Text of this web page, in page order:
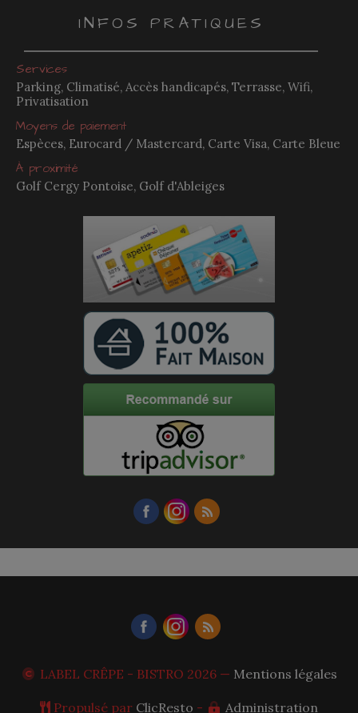
INFOS PRATIQUES
Services
Parking, Climatisé, Accès handicapés, Terrasse, Wifi,
Privatisation
Moyens de paiement
Espèces, Eurocard / Mastercard, Carte Visa, Carte Bleue
À proximité
Golf Cergy Pontoise, Golf d'Ableiges
LABEL CRÊPE - BISTRO 2026 — Mentions légales
Propulsé par ClicResto - Administration